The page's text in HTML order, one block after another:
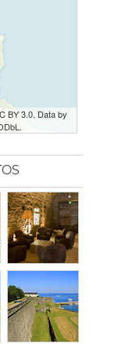
BY 3.0. Data by